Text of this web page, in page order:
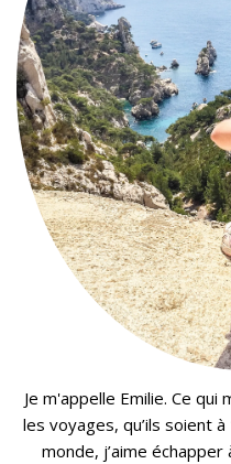
Je m'appelle Emilie. Ce
les voyages, qu’ils soient
monde, j’aime